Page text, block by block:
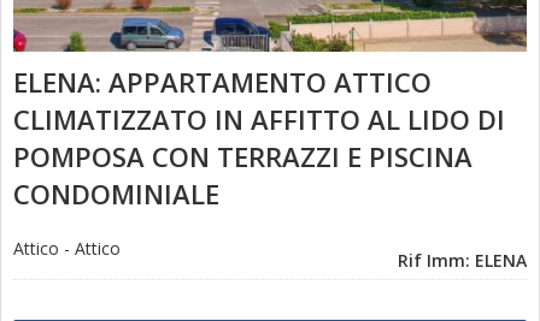
ELENA: APPARTAMENTO ATTICO
CLIMATIZZATO IN AFFITTO AL LIDO DI
POMPOSA CON TERRAZZI E PISCINA
CONDOMINIALE
Attico - Attico
Rif Imm: ELENA